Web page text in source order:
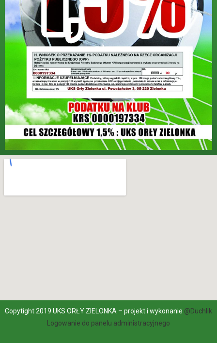
Copytight 2019 UKS ORŁY ZIELONKA – projekt i wykonanie @Duchlik
Logowanie do panelu administracyjnego